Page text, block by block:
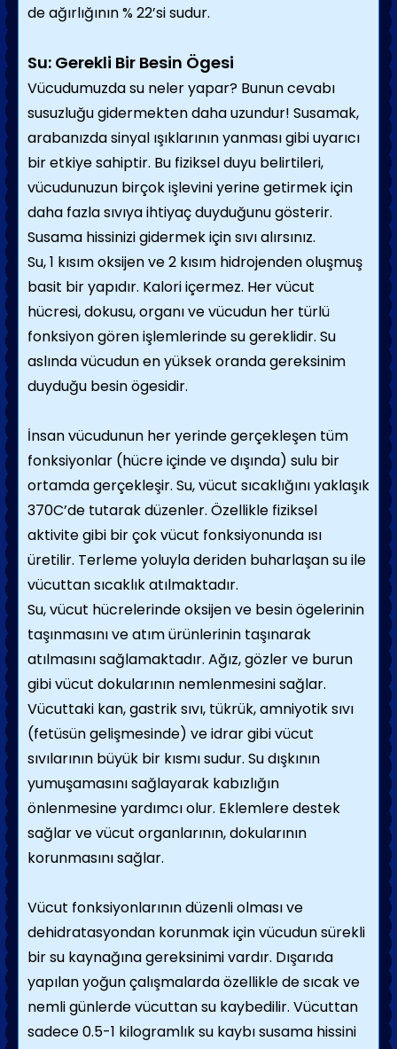
de ağırlığının % 22’si sudur.
Su: Gerekli Bir Besin Ögesi
Vücudumuzda su neler yapar? Bunun cevabı
susuzluğu gidermekten daha uzundur! Susamak,
arabanızda sinyal ışıklarının yanması gibi uyarıcı
bir etkiye sahiptir. Bu fiziksel duyu belirtileri,
vücudunuzun birçok işlevini yerine getirmek için
daha fazla sıvıya ihtiyaç duyduğunu gösterir.
Susama hissinizi gidermek için sıvı alırsınız.
Su, 1 kısım oksijen ve 2 kısım hidrojenden oluşmuş
basit bir yapıdır. Kalori içermez. Her vücut
hücresi, dokusu, organı ve vücudun her türlü
fonksiyon gören işlemlerinde su gereklidir. Su
aslında vücudun en yüksek oranda gereksinim
duyduğu besin ögesidir.
İnsan vücudunun her yerinde gerçekleşen tüm
fonksiyonlar (hücre içinde ve dışında) sulu bir
ortamda gerçekleşir. Su, vücut sıcaklığını yaklaşık
370C’de tutarak düzenler. Özellikle fiziksel
aktivite gibi bir çok vücut fonksiyonunda ısı
üretilir. Terleme yoluyla deriden buharlaşan su ile
vücuttan sıcaklık atılmaktadır.
Su, vücut hücrelerinde oksijen ve besin ögelerinin
taşınmasını ve atım ürünlerinin taşınarak
atılmasını sağlamaktadır. Ağız, gözler ve burun
gibi vücut dokularının nemlenmesini sağlar.
Vücuttaki kan, gastrik sıvı, tükrük, amniyotik sıvı
(fetüsün gelişmesinde) ve idrar gibi vücut
sıvılarının büyük bir kısmı sudur. Su dışkının
yumuşamasını sağlayarak kabızlığın
önlenmesine yardımcı olur. Eklemlere destek
sağlar ve vücut organlarının, dokularının
korunmasını sağlar.
Vücut fonksiyonlarının düzenli olması ve
dehidratasyondan korunmak için vücudun sürekli
bir su kaynağına gereksinimi vardır. Dışarıda
yapılan yoğun çalışmalarda özellikle de sıcak ve
nemli günlerde vücuttan su kaybedilir. Vücuttan
sadece 0.5-1 kilogramlık su kaybı susama hissini